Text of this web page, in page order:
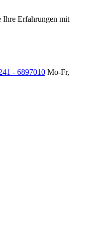
Ihre Erfahrungen mit
- 6897010 Mo-Fr,